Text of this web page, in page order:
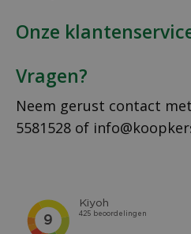
Onze
Vragen?
Neem gerust contact
5581528 of